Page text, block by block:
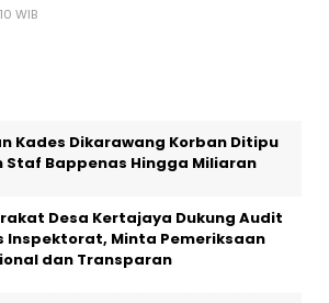
WIB
Kades Dikarawang Korban Ditipu
Staf Bappenas Hingga Miliaran
Desa Kertajaya Dukung Audit
Inspektorat, Minta Pemeriksaan
dan Transparan